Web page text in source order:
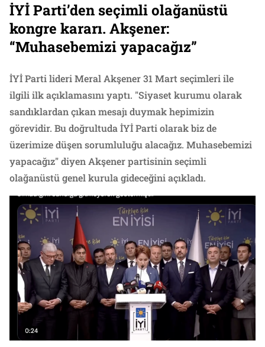
İYİ Parti’den seçimli olağanüstü
kongre kararı. Akşener:
“Muhasebemizi yapacağız”
İYİ Parti lideri Meral Akşener 31 Mart seçimleri ile
ilgili ilk açıklamasını yaptı. "Siyaset kurumu olarak
sandıklardan çıkan mesajı duymak hepimizin
görevidir. Bu doğrultuda İYİ Parti olarak biz de
üzerimize düşen sorumluluğu alacağız. Muhasebemizi
yapacağız" diyen Akşener partisinin seçimli
olağanüstü genel kurula gideceğini açıkladı.